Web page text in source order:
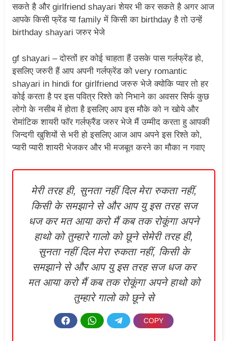
सकते है और girlfriend shayari शेयर भी कर सकते है अगर आज
आपके किसी फ्रेंड या family में किसी का birthday है तो उन्हें
birthday shayari जरुर भेजे
gf shayari – दोस्तों हर कोई चाहता हैं उसके पास गर्लफ्रेंड हो,
इसलिए जरुरी हैं आप अपनी गर्लफ्रेंड को very romantic
shayari in hindi for girlfriend जरुरु भेजे क्योकि प्यार तो हर
कोई करता है पर इस पवित्र रिश्ते को निभाने का अवसर सिर्फ कुछ
लोगो के नसीब में होता है इसलिए आप इस मौके को न खोये और
रोमांटिक शायरी फॉर गर्लफ्रैंड जरुर भेजे मैं उम्मीद करता हु आपकी
जिन्दगी खुशियों से भरी हो इसलिए आज आप अपने इस रिश्ते को,
प्यारी प्यारी शायरी भेजकर और भी मजबूत करने का मौका न गवाए
मेरी तरह ही, सुनता नहीं दिल मेरा रुकता नहीं,
किसी के समझाने से और आप यु इस तरह सज
धज कर मत आया करो मैं कब तक रोकूंगा अपने
हाथो को तुम्हारे गालो को छूने सेमेरी तरह ही,
सुनता नहीं दिल मेरा रुकता नहीं, किसी के
समझाने से और आप यु इस तरह सज धज कर
मत आया करो मैं कब तक रोकूंगा अपने हाथो को
तुम्हारे गालो को छूने से